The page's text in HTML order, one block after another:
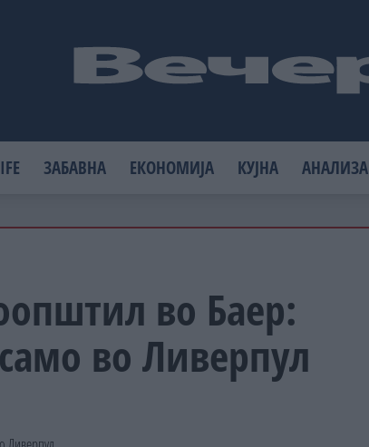
ЗАБАВНА ЕКОНОМИЈА КУЈНА АНАЛИЗА
во Баер:
во Ливерпул